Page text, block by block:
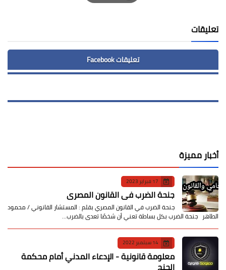
Print
تعليقات
تعليقات Facebook
أخبار مميزة
17 فبراير 2023
جنحة الضرب في القانون المصري
جنحة الضرب في القانون المصري بقلم : المستشار القانوني / محمود
الطاهر جنحة الضرب بكل بساطة تعني أن شخصًا تعدى بالضرب…
14 سبتمبر 2022
معلومة قانونية - الإدعاء المدني أمام محكمة
الجنح